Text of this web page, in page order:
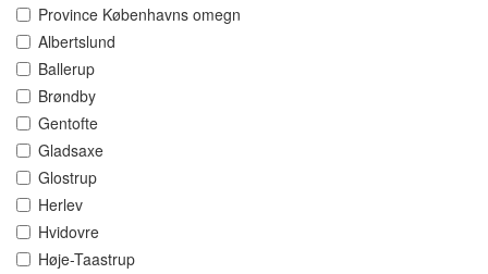
Province Københavns omegn
Albertslund
Ballerup
Brøndby
Gentofte
Gladsaxe
Glostrup
Herlev
Hvidovre
Høje-Taastrup